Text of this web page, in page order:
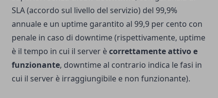
SLA (accordo sul livello del servizio) del 99,9%
annuale e un uptime garantito al 99,9 per cento con
penale in caso di downtime (rispettivamente, uptime
è il tempo in cui il server ècorrettamente attivo e
funzionante, downtime al contrario indica le fasi in
cui il server è irraggiungibile e non funzionante).